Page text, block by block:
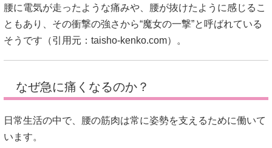
腰に電気が走ったような痛みや、腰が抜けたように感じるこ
ともあり、その衝撃の強さから“魔女の一撃”と呼ばれている
そうです（引用元： taisho-kenko.com）。
なぜ急に痛くなるのか？
日常生活の中で、腰の筋肉は常に姿勢を支えるために働いて
います。